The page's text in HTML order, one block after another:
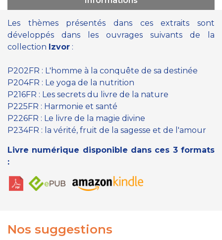
Les thèmes présentés dans ces extraits sont
développés dans les ouvrages suivants de la
collection Izvor :
P202FR : L'homme à la conquête de sa destinée
P204FR : Le yoga de la nutrition
P216FR : Les secrets du livre de la nature
P225FR : Harmonie et santé
P226FR : Le livre de la magie divine
P234FR : la vérité, fruit de la sagesse et de l'amour
Livre numérique disponible dans ces 3 formats
:
Nos suggestions